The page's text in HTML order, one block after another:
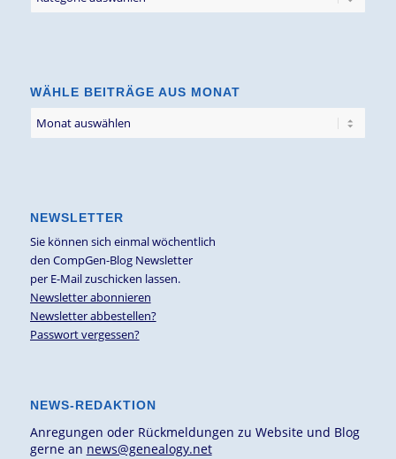
Blogbeiträge
WÄHLE BEITRÄGE AUS MONAT
NEWSLETTER
Sie können sich einmal wöchentlich
den CompGen-Blog Newsletter
per E-Mail zuschicken lassen.
Newsletter abonnieren
Newsletter abbestellen?
Passwort vergessen?
NEWS-REDAKTION
Anregungen oder Rückmeldungen zu Website und Blog
gerne an news@genealogy.net